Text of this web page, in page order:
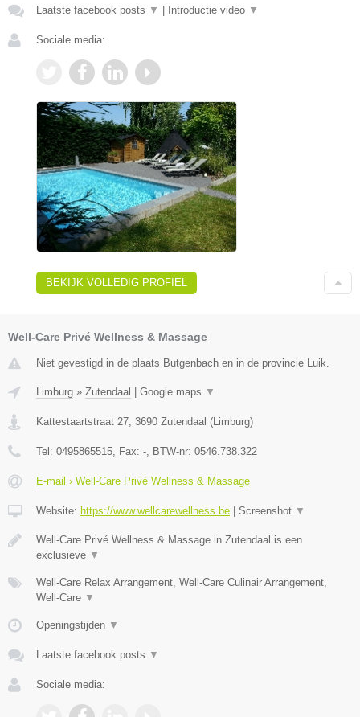
Laatste facebook posts ▼ Introductie video ▼
Sociale media:
BEKIJK VOLLEDIG PROFIEL
Well-Care Privé Wellness & Massage
Niet gevestigd in de plaats Butgenbach en in de provincie Luik.
Limburg » Zutendaal | Google maps ▼
Kattestaartstraat 27 3690 Zutendaal (Limburg)
Tel: 0495865515 , Fax: - , BTW-nr: 0546.738.322
E-mail › Well-Care Privé Wellness & Massage
Website: https://www.wellcarewellness.be | Screenshot ▼
Well-Care Privé Wellness & Massage in Zutendaal is een
exclusieve ▼
Well-Care Relax Arrangement, Well-Care Culinair Arrangement,
Well-Care ▼
Openingstijden ▼
Laatste facebook posts ▼
Sociale media: